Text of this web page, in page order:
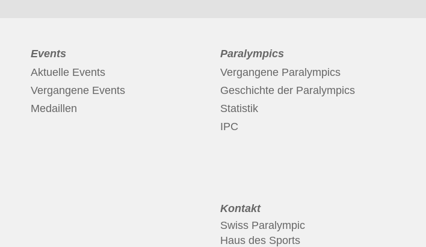
Events
Aktuelle Events
Vergangene Events
Medaillen
Paralympics
Vergangene Paralympics
Geschichte der Paralympics
Statistik
IPC
Kontakt
Swiss Paralympic
Haus des Sports